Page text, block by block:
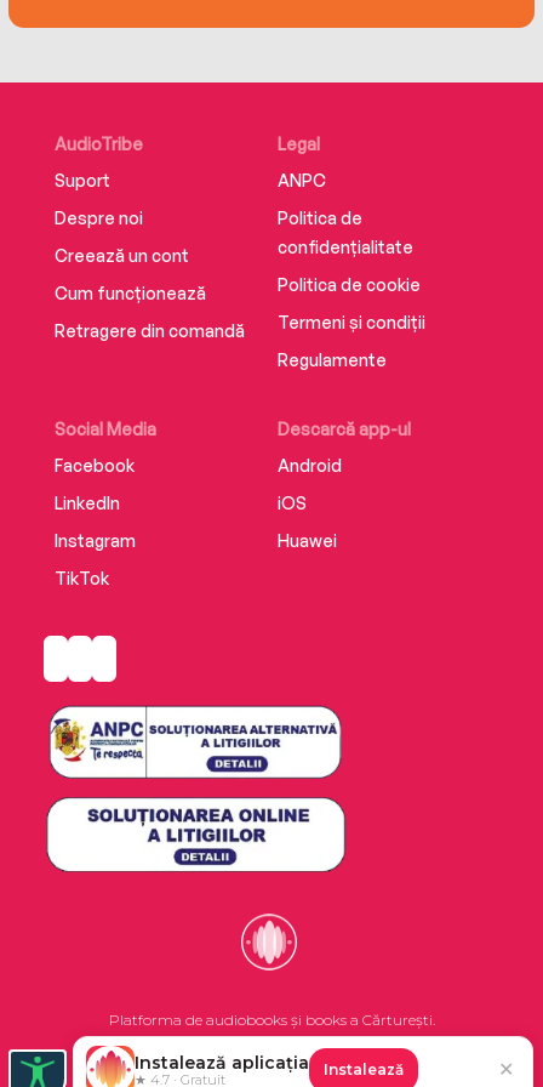
that thing you love and seeing where it can take
perspective—in our lives.
AudioTribe
Suport
Despre noi
Creează un cont
Cum funcționează
Retragere din comandă
Social Media
Facebook
LinkedIn
Instagram
TikTok
Descarcă app-ul
Android
iOS
Huawei
Legal
ANPC
Politica de
confidențialitate
Politica de cookie
Termeni și condiții
Regulamente
Platforma de audiobooks și books a Cărturești.
©2026 Nemo EPG SRL. Toate drepturile rezervate.
Instalează aplicația
★ 4.7 · Gratuit
Instalează ✕